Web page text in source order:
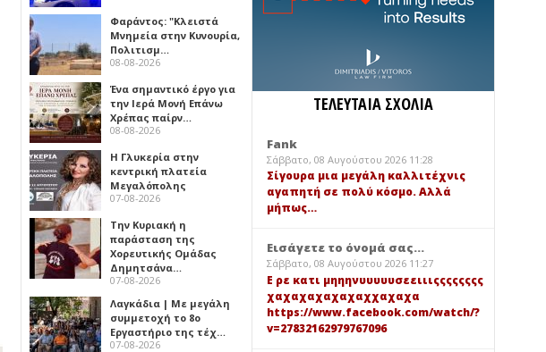
Φαράντος: "Κλειστά
Μνημεία στην Κυνουρία,
Πολιτισμ…
08-08-2026
Ένα σημαντικό έργο για
την Ιερά Μονή Επάνω
Χρέπας παίρν…
08-08-2026
Η Γλυκερία στην
κεντρική πλατεία
Μεγαλόπολης
07-08-2026
Την Κυριακή η
παράσταση της
Χορευτικής Ομάδας
Δημητσάνα…
07-08-2026
Λαγκάδια | Με μεγάλη
συμμετοχή το 8ο
Εργαστήριο της τέχ…
07-08-2026
ΤΕΛΕΥΤΑΙΑ ΣΧΟΛΙΑ
Fank
Σάββατο, 08 Αυγούστου 2026 11:28
Σίγουρα μια μεγάλη καλλιτέχνις
αγαπητή σε πολύ κόσμο. Αλλά
μήπως…
Εισάγετε το όνομά σας...
Σάββατο, 08 Αυγούστου 2026 11:27
Ε ρε κατι μηηηνυυυυυσεειιιςςςςςςςς
χαχαχαχαχαχαχχαχαχα
https://www.facebook.com/watch/?
v=27832162979767096